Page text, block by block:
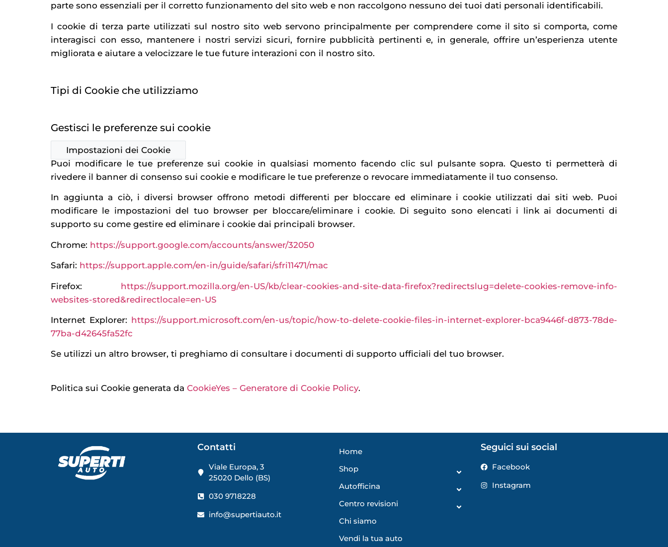
parte sono essenziali per il corretto funzionamento del sito web e non raccolgono nessuno dei tuoi dati personali identificabili.
I cookie di terza parte utilizzati sul nostro sito web servono principalmente per comprendere come il sito si comporta, come
interagisci con esso, mantenere i nostri servizi sicuri, fornire pubblicità pertinenti e, in generale, offrire un’esperienza utente
migliorata e aiutare a velocizzare le tue future interazioni con il nostro sito.
Tipi di Cookie che utilizziamo
Gestisci le preferenze sui cookie
Impostazioni dei Cookie
Puoi modificare le tue preferenze sui cookie in qualsiasi momento facendo clic sul pulsante sopra. Questo ti permetterà di
rivedere il banner di consenso sui cookie e modificare le tue preferenze o revocare immediatamente il tuo consenso.
In aggiunta a ciò, i diversi browser offrono metodi differenti per bloccare ed eliminare i cookie utilizzati dai siti web. Puoi
modificare le impostazioni del tuo browser per bloccare/eliminare i cookie. Di seguito sono elencati i link ai documenti di
supporto su come gestire ed eliminare i cookie dai principali browser.
Chrome: https://support.google.com/accounts/answer/32050
Safari: https://support.apple.com/en-in/guide/safari/sfri11471/mac
Firefox: https://support.mozilla.org/en-US/kb/clear-cookies-and-site-data-firefox?redirectslug=delete-cookies-remove-info-
websites-stored&redirectlocale=en-US
Internet Explorer: https://support.microsoft.com/en-us/topic/how-to-delete-cookie-files-in-internet-explorer-bca9446f-d873-78de-
77ba-d42645fa52fc
Se utilizzi un altro browser, ti preghiamo di consultare i documenti di supporto ufficiali del tuo browser.
Politica sui Cookie generata da CookieYes – Generatore di Cookie Policy.
Contatti
Viale Europa, 3
25020 Dello (BS)
030 9718228
info@supertiauto.it
Home
Shop
Autofficina
Centro revisioni
Chi siamo
Vendi la tua auto
Seguici sui social
Facebook
Instagram